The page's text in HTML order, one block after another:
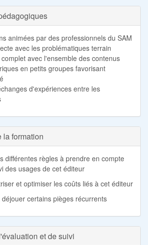
animées par des professionnels du SAM
avec les problématiques terrain
avec l'ensemble des contenus
en petits groupes favorisant
d'expériences entre les
la formation
différentes règles à prendre en compte
des usages de cet éditeur
et optimiser les coûts liés à cet éditeur
certains pièges récurrents
et de suivi